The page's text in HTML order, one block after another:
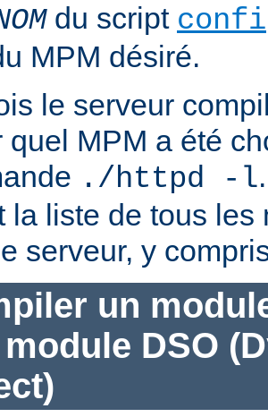
du script
MPM désiré.
le serveur
quel MPM a été
./httpd -l
la liste de tous les
serveur, y
un
DSO